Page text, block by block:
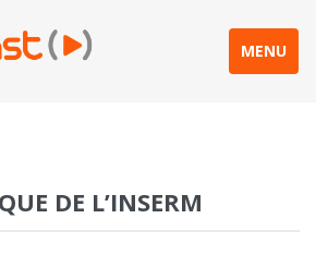
MENU
DE L’INSERM